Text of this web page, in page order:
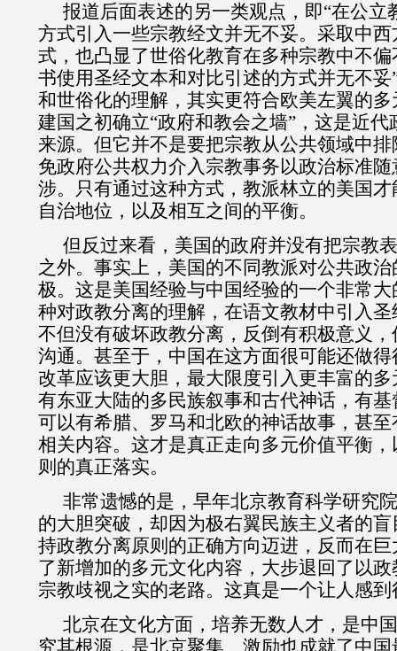
报道后面表述的另一类观点，即“在公立
方式引入一些宗教经文并无不妥。采取中
式，也凸显了世俗化教育在多种宗教中不
书使用圣经文本和对比引述的方式并无不
和世俗化的理解，其实更符合欧美左翼的
建国之初确立“政府和教会之墙”，这是近
来源。但它并不是要把宗教从公共领域中
免政府公共权力介入宗教事务以政治标准
涉。只有通过这种方式，教派林立的美国
自治地位，以及相互之间的平衡。
但反过来看，美国的政府并没有把宗教
之外。事实上，美国的不同教派对公共政
极。这是美国经验与中国经验的一个非常
种对政教分离的理解，在语文教材中引入
不但没有破坏政教分离，反倒有积极意义
沟通。甚至于，中国在这方面很可能还做
改革应该更大胆，最大限度引入更丰富的
有东亚大陆的多民族叙事和古代神话，有
可以有希腊、罗马和北欧的神话故事，甚
相关内容。这才是真正走向多元价值平衡
则的真正落实。
非常遗憾的是，早年北京教育科学研究
的大胆突破，却因为极右翼民族主义者的
持政教分离原则的正确方向迈进，反而在
了新增加的多元文化内容，大步退回了以
宗教歧视之实的老路。这真是一个让人感
北京在文化方面，培养无数人才，是中
究其根源，是北京聚集、激励也成就了中